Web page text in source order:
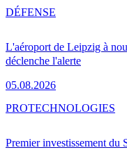
L'aéroport de Leipzig à
déclenche l'alerte
05.08.2026
DÉFENSE
Premier investissement du
PROTECHNOLOGIES